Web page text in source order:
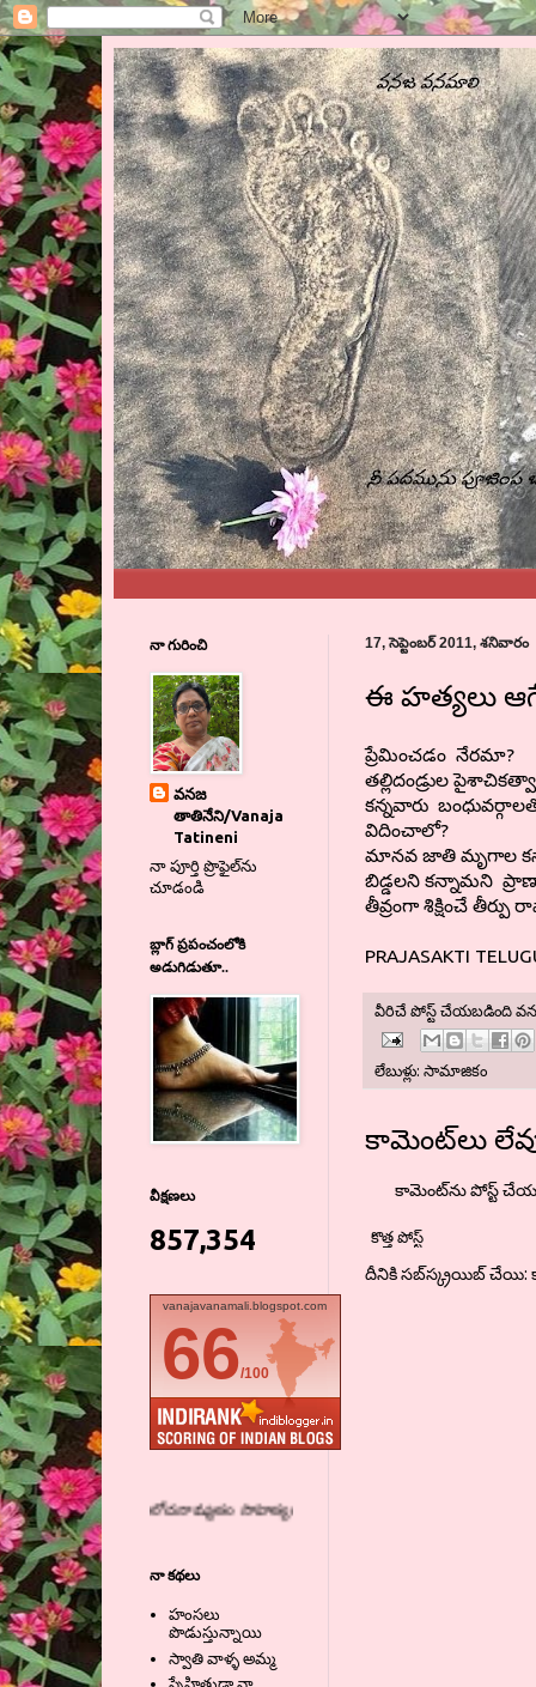
17, సెప్టెంబర్ 2011, శనివారం
ఈ హత్యలు
ప్రేమించడం నేరమా?
తల్లిదండ్రుల
కన్నవారు
విదించాలో?
మానవ జాతి మృగాల
బిడ్డలని కన్నామని
తీవ్రంగా శిక్షించే తీర్పు
PRAJASAKTI
వీరిచే పోస్ట్ చేయబడింది
లేబుళ్లు: సామాజికం
కామెంట్‌లు
కామెంట్‌ను పోస్ట్
కొత్త పోస్ట్
దీనికి సబ్‌స్క్రయిబ్ చేయి:
నా గురించి
వనజ
తాతినేని/Vanaja
Tatineni
నా పూర్తి ప్రొఫైల్‌ను
చూడండి
బ్లాగ్ ప్రపంచంలోకి
అడుగిడుతూ..
వీక్షణలు
857,354
vanajavanamali.blogspot.com
66/100
అ పాత మధురం సంగీతం-ఆలోచనామృతం
నా కథలు
హంసలు
పొడుస్తున్నాయి
స్వాతి వాళ్ళ అమ్మ